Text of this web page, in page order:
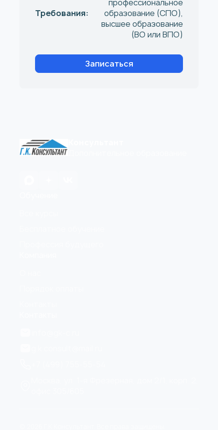
Требования:
профессиональное
образование (СПО),
высшее образование
(ВО или ВПО)
Записаться